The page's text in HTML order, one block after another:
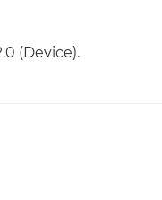
(Device).